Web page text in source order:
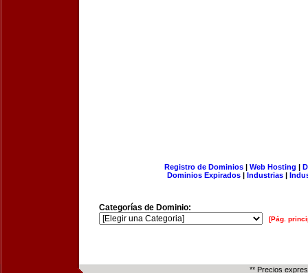
Registro de Dominios| Web Hosting |
Dominios Expirados | Industrias |
Categorías de Dominio:
[Pág.
** Precios